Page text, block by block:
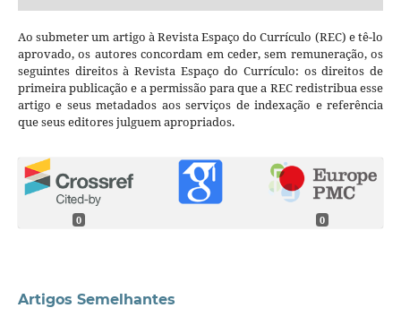
Ao submeter um artigo à Revista Espaço do Currículo (REC) e tê-lo
aprovado, os autores concordam em ceder, sem remuneração, os
seguintes direitos à Revista Espaço do Currículo: os direitos de
primeira publicação e a permissão para que a REC redistribua esse
artigo e seus metadados aos serviços de indexação e referência
que seus editores julguem apropriados.
0 0
Artigos Semelhantes